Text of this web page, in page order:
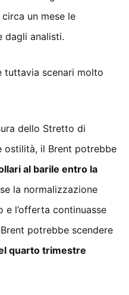
un mese le
dagli analisti.
tuttavia scenari molto
dello Stretto di
ostilità, il Brent potrebbe
al barile entro la
la normalizzazione
l’offerta continuasse
potrebbe scendere
quarto trimestre